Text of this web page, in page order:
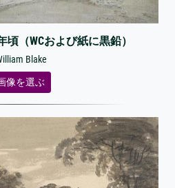
頃（WCおよび紙に黒鉛）
Blake
像を選ぶ